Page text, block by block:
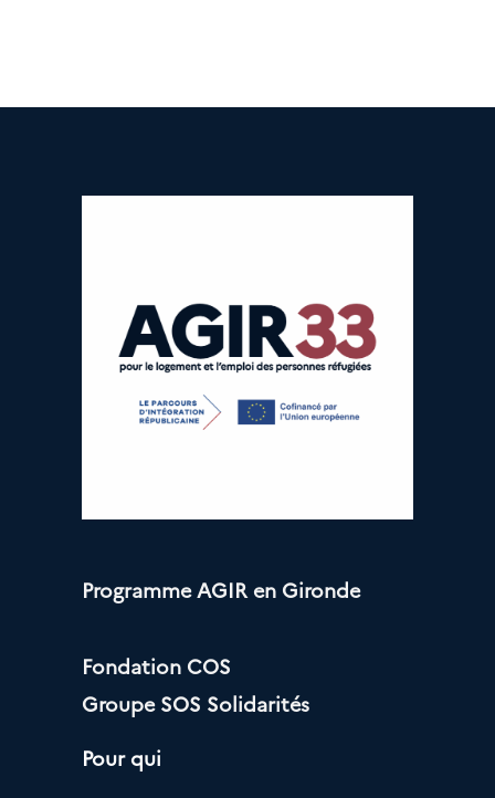
Programme AGIR en Gironde
Fondation COS
Groupe SOS Solidarités
Pour qui